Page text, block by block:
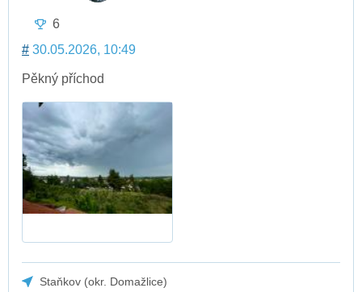
6
# 30.05.2026, 10:49
Pěkný příchod
Staňkov (okr. Domažlice)